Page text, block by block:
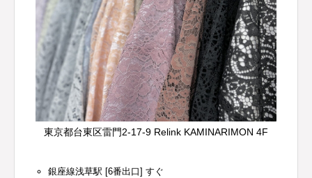
東京都台東区雷門2-17-9 Relink KAMINARIMON 4F
銀座線浅草駅 [6番出口] すぐ